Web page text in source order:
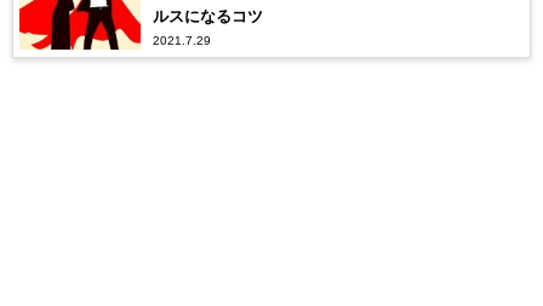
ルスになるコツ
2021.7.29